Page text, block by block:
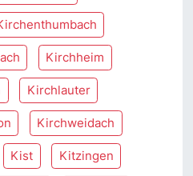
Kirchheim
Kirchlauter
Kirchweidach
Kist Kitzingen